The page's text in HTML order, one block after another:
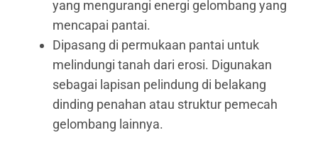
yang mengurangi energi gelombang yang
mencapai pantai.
Dipasang di permukaan pantai untuk
melindungi tanah dari erosi. Digunakan
sebagai lapisan pelindung di belakang
dinding penahan atau struktur pemecah
gelombang lainnya.